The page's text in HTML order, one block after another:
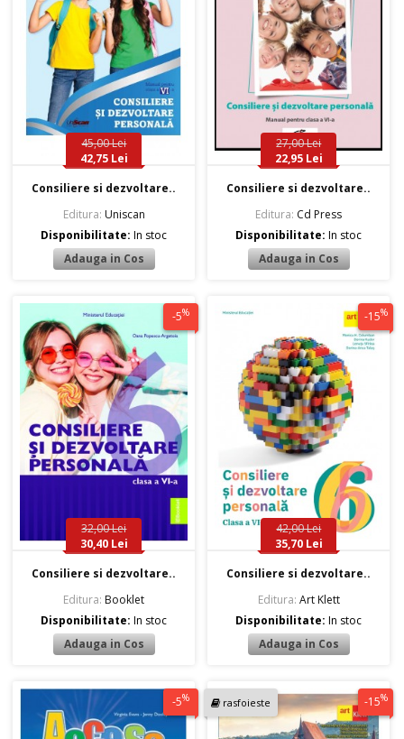
45,00 Lei
42,75 Lei
Consiliere si dezvoltare..
Editura: Uniscan
Disponibilitate:In stoc
27,00 Lei
22,95 Lei
Consiliere si dezvoltare..
Editura: Cd Press
Disponibilitate:In stoc
-5%
32,00 Lei
30,40 Lei
Consiliere si dezvoltare..
Editura: Booklet
Disponibilitate:In stoc
-15%
42,00 Lei
35,70 Lei
Consiliere si dezvoltare..
Editura: Art Klett
Disponibilitate:In stoc
-5% rasfoieste -15%